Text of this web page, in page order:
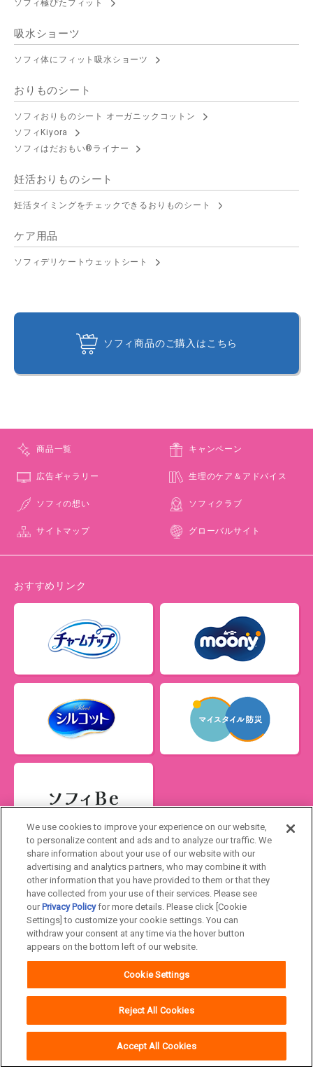
ソフィ極ぴたフィット
吸水ショーツ
ソフィ体にフィット吸水ショーツ
おりものシート
ソフィおりものシート オーガニックコットン
ソフィKiyora
ソフィはだおもい®ライナー
妊活おりものシート
妊活タイミングをチェックできるおりものシート
ケア用品
ソフィデリケートウェットシート
ソフィ商品のご購入はこちら
商品一覧 キャンペーン
広告ギャラリー 生理のケア＆アドバイス
ソフィの想い ソフィクラブ
サイトマップ グローバルサイト
おすすめリンク
Japan
ユニ・チャームHOME お問い合わせ
ウェブサイト利用規約 プライバシーポリシー
We use cookies to improve your experience on our website,
to personalize content and ads and to analyze our traffic. We
share information about your use of our website with our
advertising and analytics partners, who may combine it with
other information that you have provided to them or that they
have collected from your use of their services. Please see
our Privacy Policyfor more details. Please click [Cookie
Settings] to customize your cookie settings. You can
withdraw your consent at any time via the hover button
appears on the bottom left of our website.
Cookie Settings
Reject All Cookies
Accept All Cookies